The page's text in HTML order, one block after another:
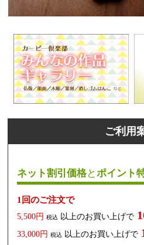
ご利用
ネット割引価格とポイント
1回のご注文で
5,500円 税込 以上のお買い上げで
33,000円 税込 以上のお買い上げで